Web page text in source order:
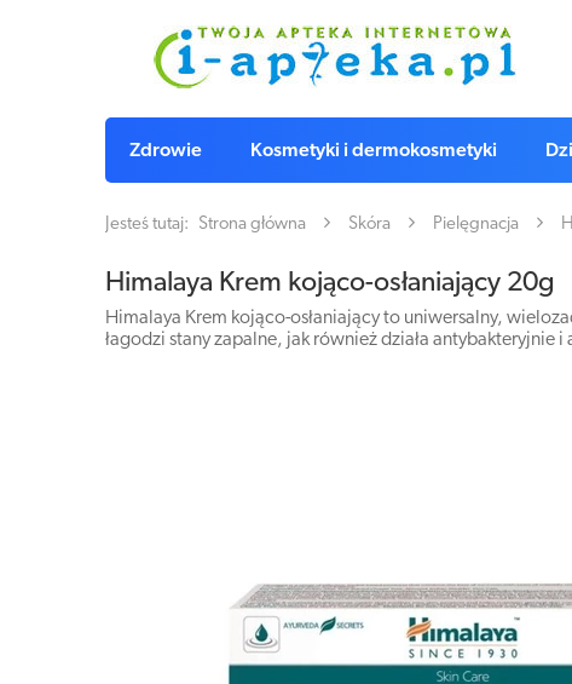
Zdrowie Kosmetyki i dermokosmetyki
Jesteś tutaj: Strona główna Skóra Pielęgnacja
Himalaya Krem kojąco-osłaniający 20g
Himalaya Krem kojąco-osłaniający to uniwersalny,
łagodzi stany zapalne, jak również działa antybakteryjnie i